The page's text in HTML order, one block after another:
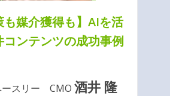
も媒介獲得も】AIを活
コンテンツの成功事例
ースリー CMO 酒井 隆